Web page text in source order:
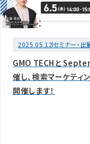
2025.05.12セミナー・出
GMO TECHと
催し、検索マーケティ
開催します！